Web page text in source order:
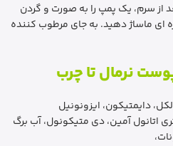
از سرم، یک پمپ را به صورت و گردن
ای ماساژ دهید. به جای مرطوب کننده
نرمال تا چرب
الکل، دایمتیکون، ایزونونیل
اتانول آمین، دی متیکونول، آب برگ